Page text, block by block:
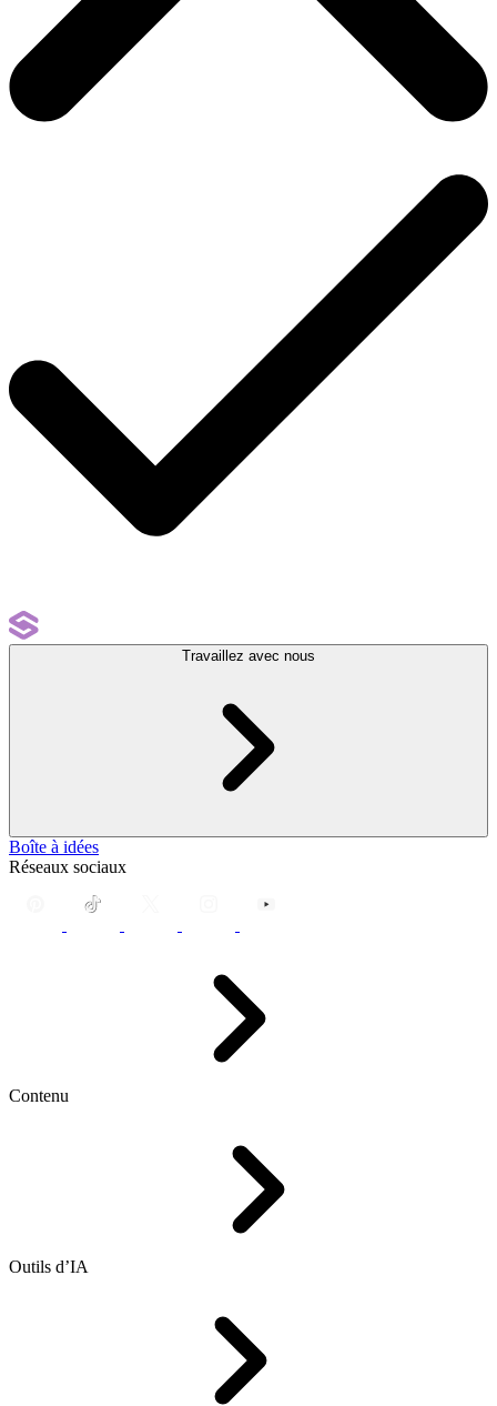
Travaillez avec nous
Boîte à idées
Réseaux sociaux
Contenu
Outils d’IA